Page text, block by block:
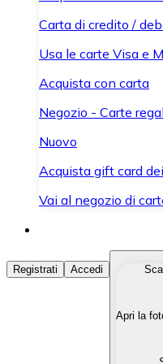
Carta di credito /
Usa le carte Visa e
Acquista con carta
Negozio - Carte
Nuovo
Acquista gift card
Vai al negozio di
Acquista
Acquista le
Converti le tue
Registrati Accedi
Apri la